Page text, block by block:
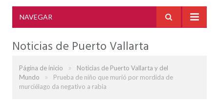
NAVEGAR
Noticias de Puerto Vallarta
Página de inicio »
Noticias de Puerto Vallarta y del
Mundo
»
Prueba de niño que murió por mordida de
murciélago da negativo a rabia